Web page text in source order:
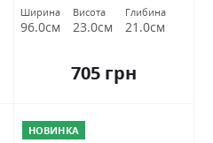
Ширина
96.0см
Висота
23.0см
Глибина
21.0см
705 грн
НОВИНКА